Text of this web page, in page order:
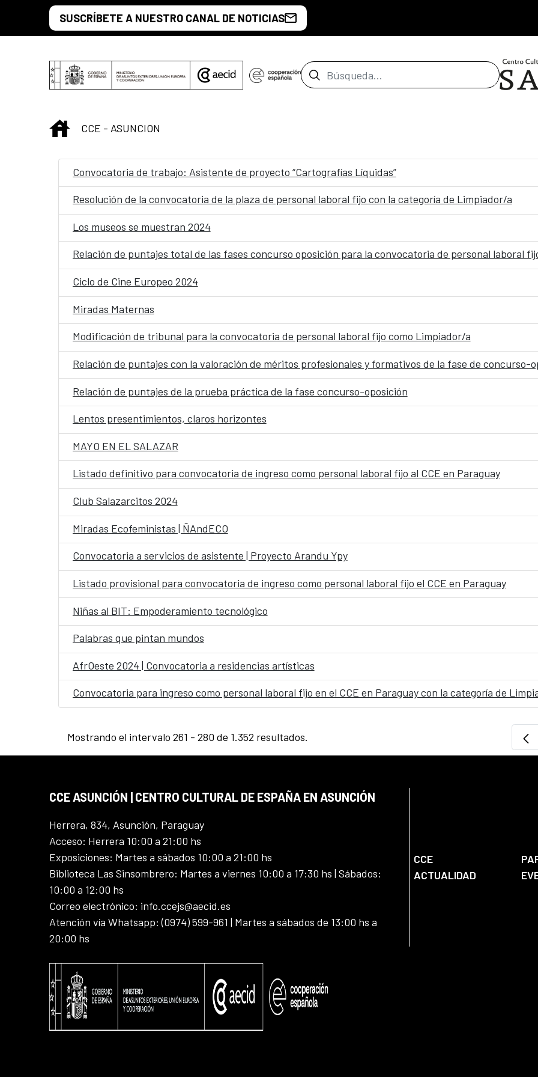
Saltar al contenido principal
SUSCRÍBETE A NUESTRO CANAL DE NOTICIAS
Barra de búsqueda
INICIO
CCE - ASUNCION
Convocatoria de trabajo: Asistente de proyecto “Cartografías Líquidas”
Resolución de la convocatoria de la plaza de personal laboral fijo con la categoría de Limpiador/a
Los museos se muestran 2024
Relación de puntajes total de las fases concurso oposición para la convocatoria de personal laboral
Ciclo de Cine Europeo 2024
Miradas Maternas
Modificación de tribunal para la convocatoria de personal laboral fijo como Limpiador/a
Relación de puntajes con la valoración de méritos profesionales y formativos de la fase de concurso-
Relación de puntajes de la prueba práctica de la fase concurso-oposición
Lentos presentimientos, claros horizontes
MAYO EN EL SALAZAR
Listado definitivo para convocatoria de ingreso como personal laboral fijo al CCE en Paraguay
Club Salazarcitos 2024
Miradas Ecofeministas | ÑAndECO
Convocatoria a servicios de asistente | Proyecto Arandu Ypy
Listado provisional para convocatoria de ingreso como personal laboral fijo el CCE en Paraguay
Niñas al BIT: Empoderamiento tecnológico
Palabras que pintan mundos
AfrOeste 2024 | Convocatoria a residencias artísticas
Convocatoria para ingreso como personal laboral fijo en el CCE en Paraguay con la categoría de
Mostrando el intervalo 261 - 280 de 1.352 resultados.
CCE ASUNCIÓN | CENTRO CULTURAL DE ESPAÑA EN ASUNCIÓN
Herrera, 834, Asunción, Paraguay
Acceso: Herrera 10:00 a 21:00 hs
Exposiciones: Martes a sábados 10:00 a 21:00 hs
Biblioteca Las Sinsombrero: Martes a viernes 10:00 a 17:30 hs | Sábados:
10:00 a 12:00 hs
Correo electrónico: info.ccejs@aecid.es
Atención vía Whatsapp: (0974) 599-961 | Martes a sábados de 13:00 hs a
20:00 hs
CCE
ACTUALIDAD